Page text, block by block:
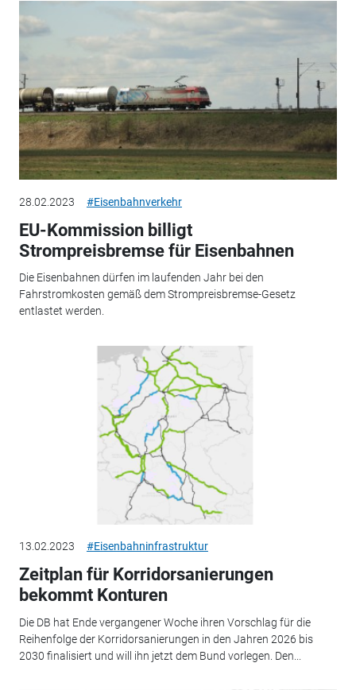
28.02.2023 #Eisenbahnverkehr
EU-Kommission billigt
Strompreisbremse für Eisenbahnen
Die Eisenbahnen dürfen im laufenden Jahr bei den
Fahrstromkosten gemäß dem Strompreisbremse-Gesetz
entlastet werden.
13.02.2023 #Eisenbahninfrastruktur
Zeitplan für Korridorsanierungen
bekommt Konturen
Die DB hat Ende vergangener Woche ihren Vorschlag für die
Reihenfolge der Korridorsanierungen in den Jahren 2026 bis
2030 finalisiert und will ihn jetzt dem Bund vorlegen. Den...